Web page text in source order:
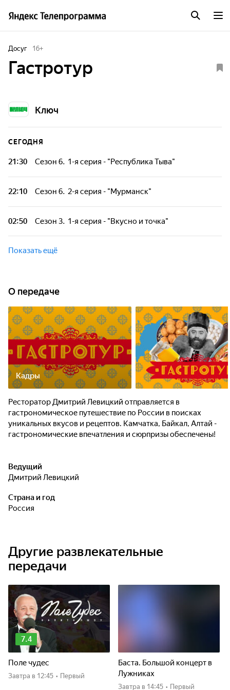
Досуг 16+
Гастротур
Ключ
СЕГОДНЯ
21:30 Сезон 6. 1-я серия - "Республика Тыва"
Ведущий программы узнает рецепт местного чая,
научится доить козу, порыбачит и посмотрит, как делаются
национальные блюда в ресторанной подаче.
22:10 Сезон 6. 2-я серия - "Мурманск"
Ведущий познакомится с конфетами из горбуши и
секреты приготовления рыбной "Матрёшки", достанет еду
из ледяной воды и завернёт "Мимозу" в японский ролл.
02:50 Сезон 3. 1-я серия - "Вкусно и точка"
Дмитрий Левицкий попробует на вкус сеть ресторанов
быстрого питания "Вкусно и точка". Соблюдаются ли
стандарты качества, по-прежнему ли там вкусно или пора
Показать ещё
О передаче
Кадры
Ресторатор Дмитрий Левицкий отправляется в
гастрономическое путешествие по России в поисках
уникальных вкусов и рецептов. Камчатка, Байкал, Алтай -
гастрономические впечатления и сюрпризы обеспечены!
Ведущий
Дмитрий Левицкий
Страна и год
Россия
Другие развлекательные
передачи
7.4
Поле чудес
Завтра в 12:45 • Первый
Баста. Большой концерт в
Лужниках
Завтра в 14:45 • Первый